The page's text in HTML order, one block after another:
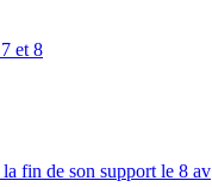
et 8
fin de son support le 8 av